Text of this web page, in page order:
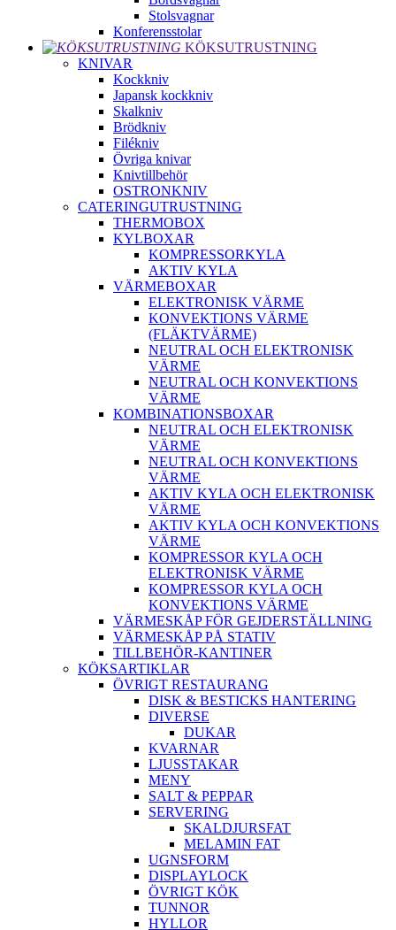
Stolsvagnar
Konferensstolar
KÖKSUTRUSTNING
KNIVAR
Kockkniv
Japansk kockkniv
Skalkniv
Brödkniv
Filékniv
Övriga knivar
Knivtillbehör
OSTRONKNIV
CATERINGUTRUSTNING
THERMOBOX
KYLBOXAR
KOMPRESSORKYLA
AKTIV KYLA
VÄRMEBOXAR
ELEKTRONISK VÄRME
KONVEKTIONS VÄRME
(FLÄKTVÄRME)
NEUTRAL OCH ELEKTRONISK
VÄRME
NEUTRAL OCH KONVEKTIONS
VÄRME
KOMBINATIONSBOXAR
NEUTRAL OCH ELEKTRONISK
VÄRME
NEUTRAL OCH KONVEKTIONS
VÄRME
AKTIV KYLA OCH ELEKTRONISK
VÄRME
AKTIV KYLA OCH KONVEKTIONS
VÄRME
KOMPRESSOR KYLA OCH
ELEKTRONISK VÄRME
KOMPRESSOR KYLA OCH
KONVEKTIONS VÄRME
VÄRMESKÅP FÖR GEJDERSTÄLLNING
VÄRMESKÅP PÅ STATIV
TILLBEHÖR-KANTINER
KÖKSARTIKLAR
ÖVRIGT RESTAURANG
DISK & BESTICKS HANTERING
DIVERSE
DUKAR
KVARNAR
LJUSSTAKAR
MENY
SALT & PEPPAR
SERVERING
SKALDJURSFAT
MELAMIN FAT
UGNSFORM
DISPLAYLOCK
ÖVRIGT KÖK
TUNNOR
HYLLOR